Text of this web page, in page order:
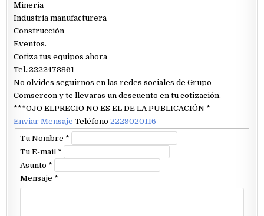
Minería
Industria manufacturera
Construcción
Eventos.
Cotiza tus equipos ahora
Tel.:2222478861
No olvides seguirnos en las redes sociales de Grupo
Comsercon y te llevaras un descuento en tu cotización.
***OJO ELPRECIO NO ES EL DE LA PUBLICACIÓN *
Enviar MensajeTeléfono2229020116
Tu Nombre *
Tu E-mail *
Asunto *
Mensaje *